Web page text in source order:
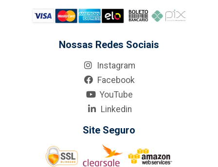
Nossas Redes Sociais
Instagram
Facebook
YouTube
Linkedin
Site Seguro